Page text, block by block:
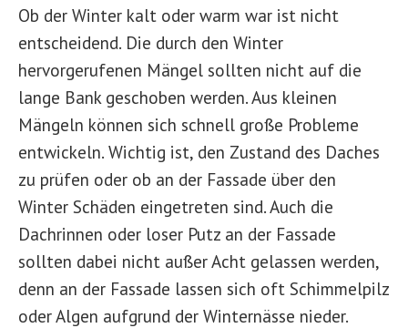
Ob der Winter kalt oder warm war ist nicht
entscheidend. Die durch den Winter
hervorgerufenen Mängel sollten nicht auf die
lange Bank geschoben werden. Aus kleinen
Mängeln können sich schnell große Probleme
entwickeln. Wichtig ist, den Zustand des Daches
zu prüfen oder ob an der Fassade über den
Winter Schäden eingetreten sind. Auch die
Dachrinnen oder loser Putz an der Fassade
sollten dabei nicht außer Acht gelassen werden,
denn an der Fassade lassen sich oft Schimmelpilz
oder Algen aufgrund der Winternässe nieder.